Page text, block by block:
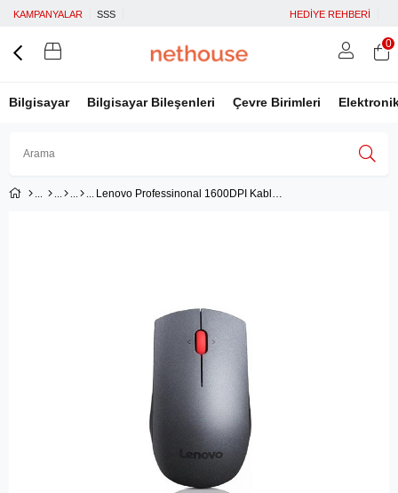
KAMPANYALAR SSS HEDİYE REHBERİ
Bilgisayar Bilgisayar Bileşenleri Çevre Birimleri
0
Lenovo Professinonal 1600DPI Kablosuz Laser Mouse